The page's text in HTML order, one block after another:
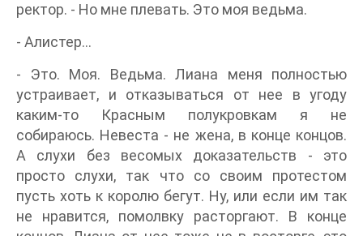
ректор. - Но мне плевать. Это моя ведьма.
- Алистер…
- Это. Моя. Ведьма. Лиана меня полностью
устраивает, и отказываться от нее в угоду
каким-то Красным полукровкам я не
собираюсь. Невеста - не жена, в конце концов.
А слухи без весомых доказательств - это
просто слухи, так что со своим протестом
пусть хоть к королю бегут. Ну, или если им так
не нравится, помолвку расторгают. В конце